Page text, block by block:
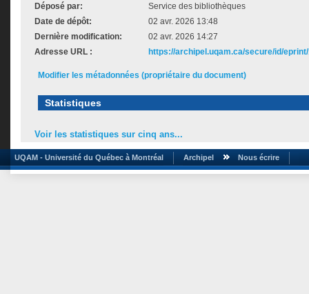
Déposé par:
Service des bibliothèques
Date de dépôt:
02 avr. 2026 13:48
Dernière modification:
02 avr. 2026 14:27
Adresse URL :
https://archipel.uqam.ca/secure/id/
Modifier les métadonnées (propriétaire du document)
Statistiques
Voir les statistiques sur cinq ans...
UQAM - Université du Québec à Montréal Archipel Nous écrire